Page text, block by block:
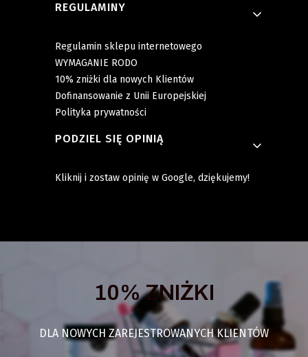
REGULAMINY
Regulamin sklepu internetowego
WYMAGANIE RODO
10% zniżki dla nowych Klientów
Dofinansowanie z Unii Europejskiej
Polityka prywatności
PODZIEL SIĘ OPINIĄ
Kliknij i zostaw opinię w Google, dziękujemy!
10% ZNIŻKI
DLA NOWYCH ZAREJESTROWANYCH KLIENTÓW